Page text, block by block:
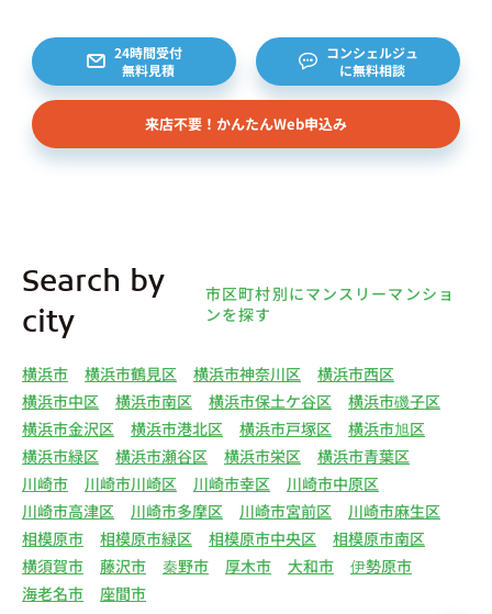
約等のお問合せをいただいた個人または企業、イン
ターネット上の不動産オーナーサイト等からの査定
依頼者、 公開情報などから取得した不動産所有者
様（以下総称して「オーナー様」といいます）の個
人情報を取得します。取得する個人情報は、上記
下記（1）～（13）における利用目的のために利用
し、また、利用目的を達成するために必要な範囲で
リー物件の紹介、利用契約に関する連絡、利用契約
の締結、履行。（2）弊社の他のマンスリー物件お
よびサービスの紹介ならびにお客様・オーナー様に
とって有用と思われる弊社提携先の商品・サービス
等を紹介するためのダイレクトメール、住環境向上
のためのアンケート等の発送（3）賃貸事業におけ
る情報・サービスを提供するための郵便物、電話、
電子メールまたは訪問等による営業活動（4）不動
産物件の紹介・賃貸借契約・サブリース契約等の締
結、履行および契約管理、契約後管理（5）弊社ホ
24時間受付
無料見積
コンシェルジュ
に無料相談
来店不要！かんたんWeb申込み
Search by
city
市区町村別にマンスリーマンショ
ンを探す
横浜市 横浜市鶴見区 横浜市神奈川区
横浜市西区
横浜市中区
横浜市南区 横浜市保土ケ谷区
横浜市磯子区
横浜市金沢区
横浜市港北区 横浜市戸塚区
横浜市旭区
横浜市緑区
横浜市瀬谷区 横浜市栄区
横浜市青葉区
川崎市
川崎市川崎区 川崎市幸区
川崎市中原区
川崎市高津区
川崎市多摩区 川崎市宮前区
川崎市麻生区
相模原市
相模原市緑区 相模原市中央区
相模原市南区
横須賀市
藤沢市 秦野市 厚木市 大和市
伊勢原市
海老名市
座間市